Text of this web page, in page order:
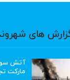
های
آتش
مارکت